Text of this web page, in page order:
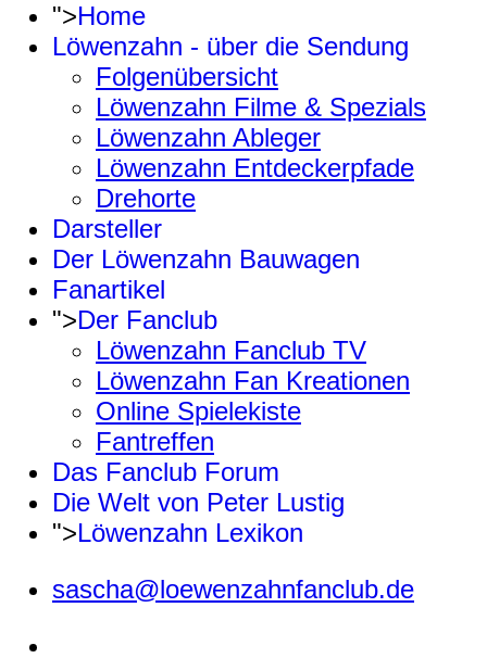
">Home
Löwenzahn - über die Sendung
Folgenübersicht
Löwenzahn Filme & Spezials
Löwenzahn Ableger
Löwenzahn Entdeckerpfade
Drehorte
Darsteller
Der Löwenzahn Bauwagen
Fanartikel
">Der Fanclub
Löwenzahn Fanclub TV
Löwenzahn Fan Kreationen
Online Spielekiste
Fantreffen
Das Fanclub Forum
Die Welt von Peter Lustig
">Löwenzahn Lexikon
sascha@loewenzahnfanclub.de